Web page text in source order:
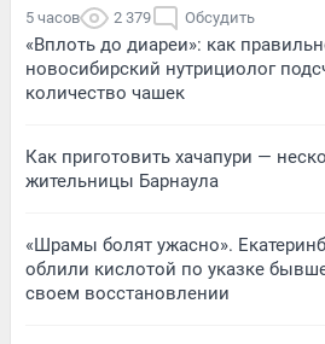
5 часов 2 379 Обсудить
«Вплоть до диареи»: как
новосибирский нутрициолог
количество чашек
Как приготовить хачапури —
жительницы Барнаула
«Шрамы болят ужасно».
облили кислотой по указке
своем восстановлении